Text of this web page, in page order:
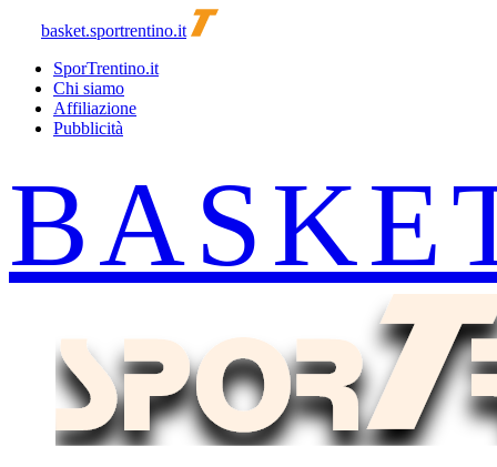
basket.sportrentino.it
SporTrentino.it
Chi siamo
Affiliazione
Pubblicità